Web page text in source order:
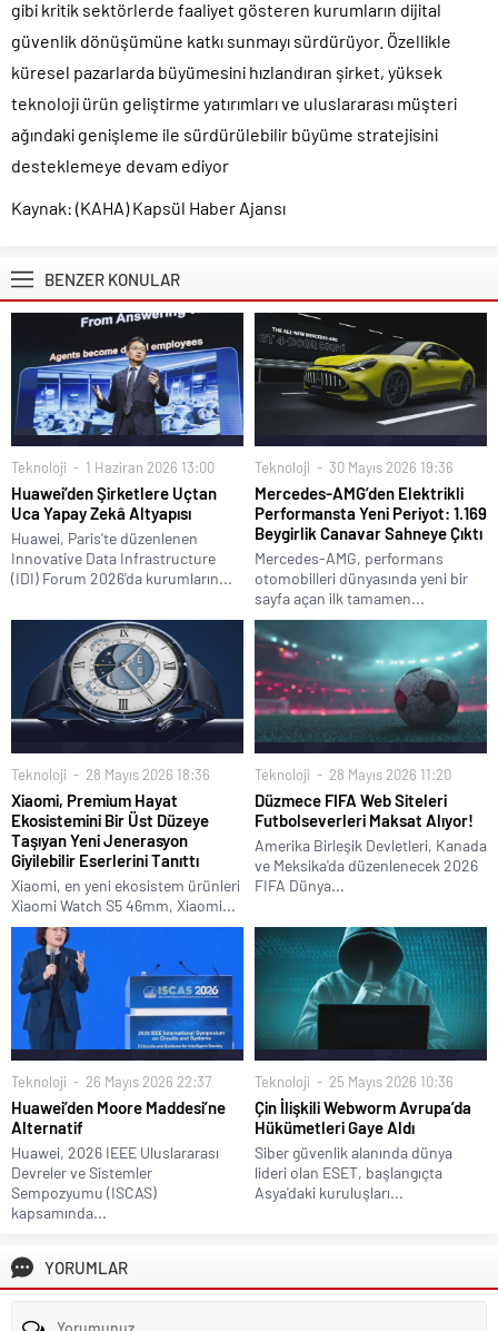
gibi kritik sektörlerde faaliyet gösteren kurumların dijital
güvenlik dönüşümüne katkı sunmayı sürdürüyor. Özellikle
küresel pazarlarda büyümesini hızlandıran şirket, yüksek
teknoloji ürün geliştirme yatırımları ve uluslararası müşteri
ağındaki genişleme ile sürdürülebilir büyüme stratejisini
desteklemeye devam ediyor
Kaynak: (KAHA) Kapsül Haber Ajansı
BENZER KONULAR
Teknoloji 1 Haziran 2026 13:00
Huawei’den Şirketlere Uçtan
Uca Yapay Zekâ Altyapısı
Huawei, Paris'te düzenlenen
Innovative Data Infrastructure
(IDI) Forum 2026'da kurumların...
Teknoloji 30 Mayıs 2026 19:36
Mercedes-AMG’den Elektrikli
Performansta Yeni Periyot: 1.169
Beygirlik Canavar Sahneye Çıktı
Mercedes-AMG, performans
otomobilleri dünyasında yeni bir
sayfa açan ilk tamamen...
Teknoloji 28 Mayıs 2026 18:36
Xiaomi, Premium Hayat
Ekosistemini Bir Üst Düzeye
Taşıyan Yeni Jenerasyon
Giyilebilir Eserlerini Tanıttı
Xiaomi, en yeni ekosistem ürünleri
Xiaomi Watch S5 46mm, Xiaomi...
Teknoloji 28 Mayıs 2026 11:20
Düzmece FIFA Web Siteleri
Futbolseverleri Maksat Alıyor!
Amerika Birleşik Devletleri, Kanada
ve Meksika'da düzenlenecek 2026
FIFA Dünya...
Teknoloji 26 Mayıs 2026 22:37
Huawei’den Moore Maddesi’ne
Alternatif
Huawei, 2026 IEEE Uluslararası
Devreler ve Sistemler
Sempozyumu (ISCAS)
kapsamında...
Teknoloji 25 Mayıs 2026 10:36
Çin İlişkili Webworm Avrupa’da
Hükümetleri Gaye Aldı
Siber güvenlik alanında dünya
lideri olan ESET, başlangıçta
Asya'daki kuruluşları...
YORUMLAR